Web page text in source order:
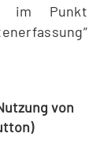
im Punkt
von